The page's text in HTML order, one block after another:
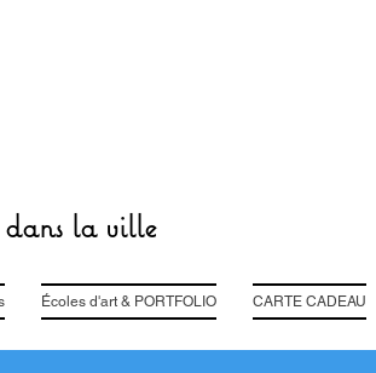
dans la ville
Écoles d'art & PORTFOLIO CARTE CADEAU